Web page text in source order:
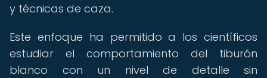
y técnicas de caza.
Este enfoque ha permitido a los científicos
estudiar el comportamiento del tiburón
blanco con un nivel de detalle sin